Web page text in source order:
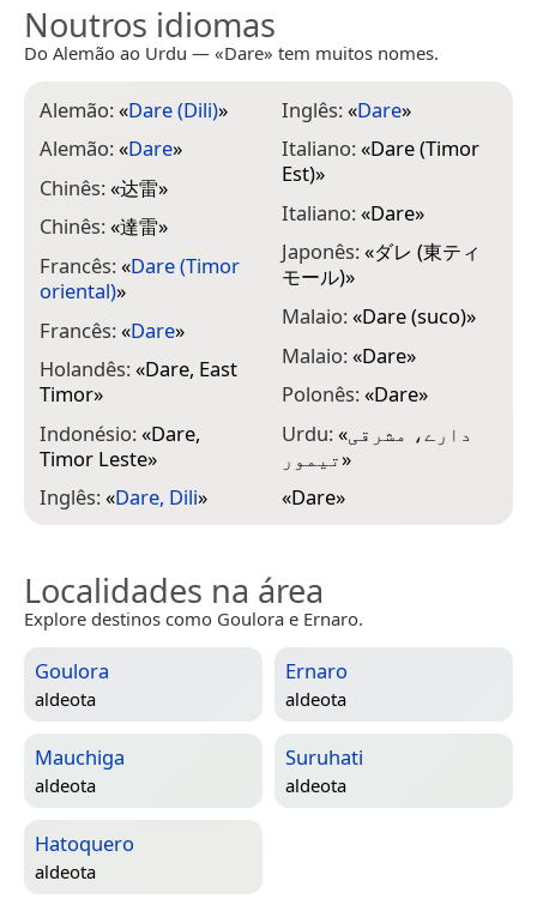
Noutros idiomas
Do Alemão ao Urdu — «Dare» tem muitos nomes.
Alemão:«Dare (Dili)»
Alemão:«Dare»
Chinês:«达雷»
Chinês:«達雷»
Francês:«Dare (Timor
oriental)»
Francês:«Dare»
Holandês:«Dare, East
Timor»
Indonésio:«Dare,
Timor Leste»
Inglês:«Dare, Dili»
Inglês:«Dare»
Italiano:«Dare (Timor
Est)»
Italiano:«Dare»
Japonês:«ダレ (東ティ
モール)»
Malaio:«Dare (suco)»
Malaio:«Dare»
Polonês:«Dare»
Urdu:«دارے، مشرقی
تیمور»
«Dare»
Localidades na área
Explore destinos como Goulora e Ernaro.
Goulora
aldeota
Ernaro
aldeota
Mauchiga
aldeota
Suruhati
aldeota
Hatoquero
aldeota